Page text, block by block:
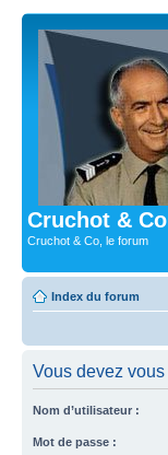
Cruchot & Co
Cruchot & Co, le forum
Index du forum
Vous devez
Nom d’utilisateur :
Mot de passe :